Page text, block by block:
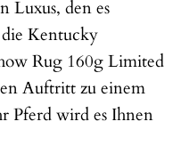
Luxus, den es
Kentucky
Rug 160g Limited
Auftritt zu einem
Pferd wird es Ihnen